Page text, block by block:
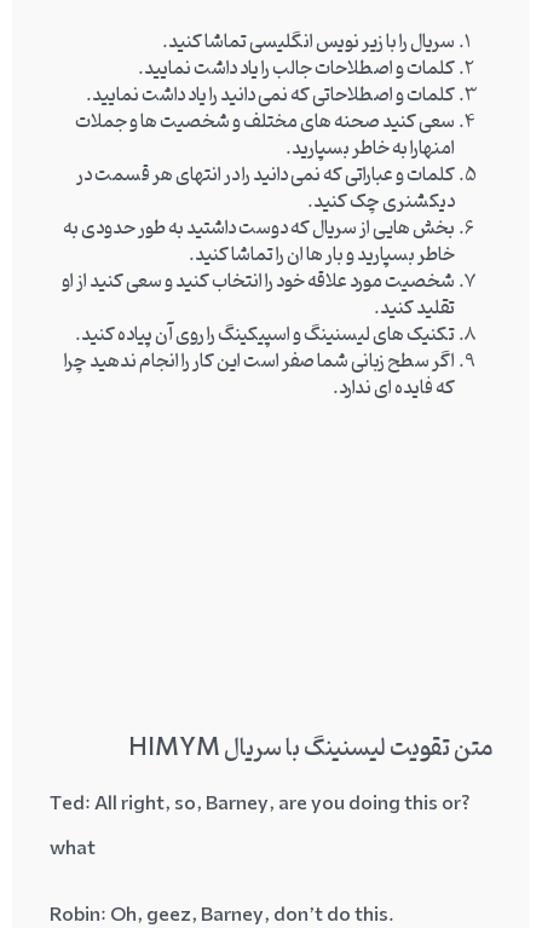
سریال را با زیر نویس انگلیسی تماشا کنید.
کلمات و اصطلاحات جالب را یاد داشت نمایید.
کلمات و اصطلاحاتی که نمی دانید را یاد داشت نمایید.
سعی کنید صحنه های مختلف و شخصیت ها و جملات
امنهارا به خاطر بسپارید.
کلمات و عباراتی که نمی دانید را در انتهای هر قسمت در
دیکشنری چک کنید.
بخش هایی از سریال که دوست داشتید به طور حدودی به
خاطر بسپارید و بار ها ان را تماشا کنید.
شخصیت مورد علاقه خود را انتخاب کنید و سعی کنید از او
تقلید کنید.
تکنیک های لیسنینگ و اسپیکینگ را روی آن پیاده کنید.
اگر سطح زبانی شما صفر است این کار را انجام ندهید چرا
که فایده ای ندارد.
متن تقویت لیسنینگ با سریال HIMYM
?Ted
: All right, so, Barney, are you doing this or
what
.Robin
: Oh,geez, Barney, don’t do this